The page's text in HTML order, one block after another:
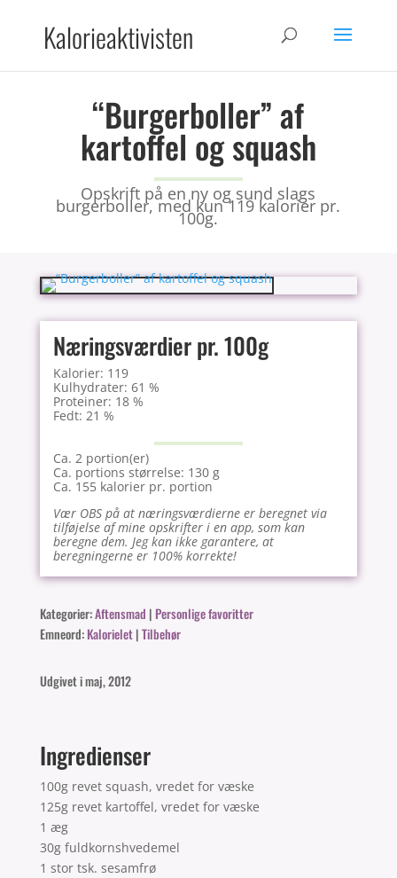
Kalorieaktivisten
“Burgerboller” af
kartoffel og squash
Opskrift på en ny og sund slags
burgerboller, med kun 119 kalorier pr.
100g.
Næringsværdier pr. 100g
Kalorier: 119
Kulhydrater: 61 %
Proteiner: 18 %
Fedt: 21 %
Ca. 2 portion(er)
Ca. portions størrelse: 130 g
Ca. 155 kalorier pr. portion
Vær OBS på at næringsværdierne er beregnet via
tilføjelse af mine opskrifter i en app, som kan
beregne dem. Jeg kan ikke garantere, at
beregningerne er 100% korrekte!
Kategorier:Aftensmad | Personlige favoritter
Emneord:Kalorielet|Tilbehør
Udgivet i maj, 2012
Ingredienser
100g revet squash, vredet for væske
125g revet kartoffel, vredet for væske
1 æg
30g fuldkornshvedemel
1 stor tsk. sesamfrø